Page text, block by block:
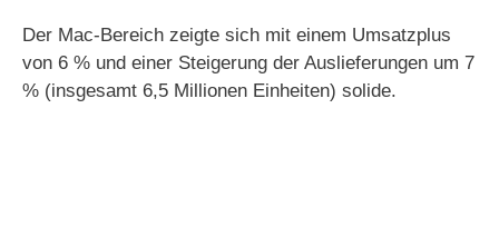
Der Mac-Bereich zeigte sich mit einem Umsatzplus
von 6 % und einer Steigerung der Auslieferungen um 7
% (insgesamt 6,5 Millionen Einheiten) solide.